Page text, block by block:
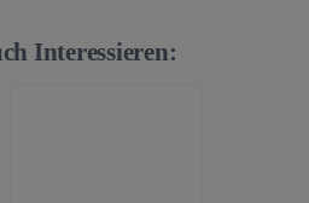
Interessieren: